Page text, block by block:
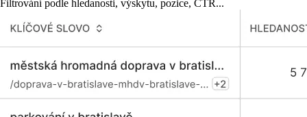
Filtrování podle hledanosti, výskytu, pozice, CTR...